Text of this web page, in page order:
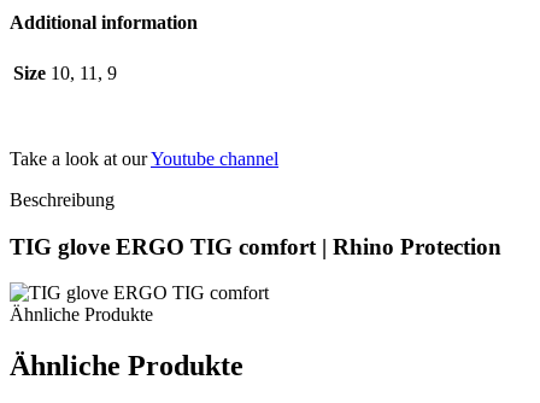
Additional information
Size 10, 11, 9
Take a look at ourYoutube channel
Beschreibung
TIG glove ERGO TIG comfort | Rhino Protection
Ähnliche Produkte
Ähnliche Produkte